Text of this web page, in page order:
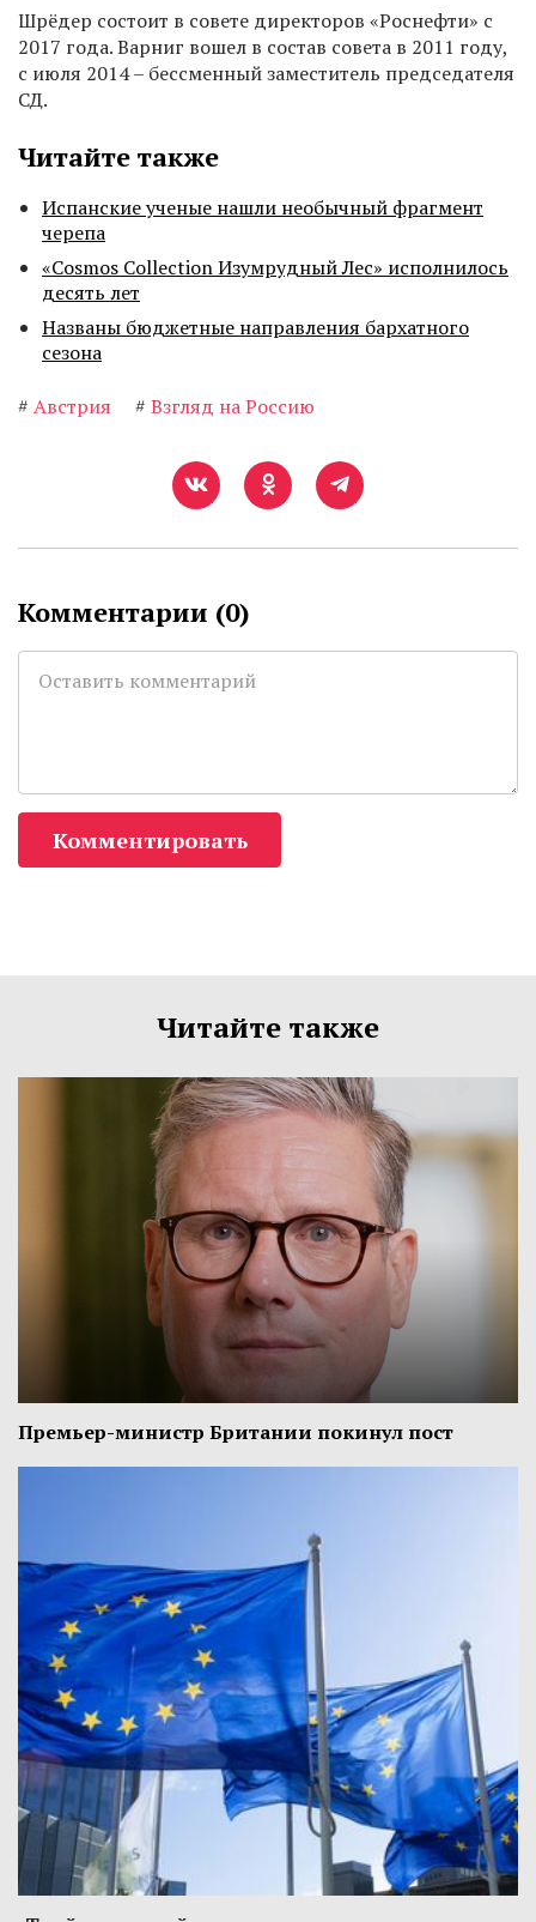
Шрёдер состоит в совете директоров «Роснефти» с
2017 года. Варниг вошел в состав совета в 2011 году,
с июля 2014 – бессменный заместитель председателя
СД.
Читайте также
Испанские ученые нашли необычный фрагмент
черепа
«Cosmos Collection Изумрудный Лес» исполнилось
десять лет
Названы бюджетные направления бархатного
сезона
# Австрия # Взгляд на Россию
Комментарии (0)
Комментировать
Читайте также
Премьер-министр Британии покинул пост